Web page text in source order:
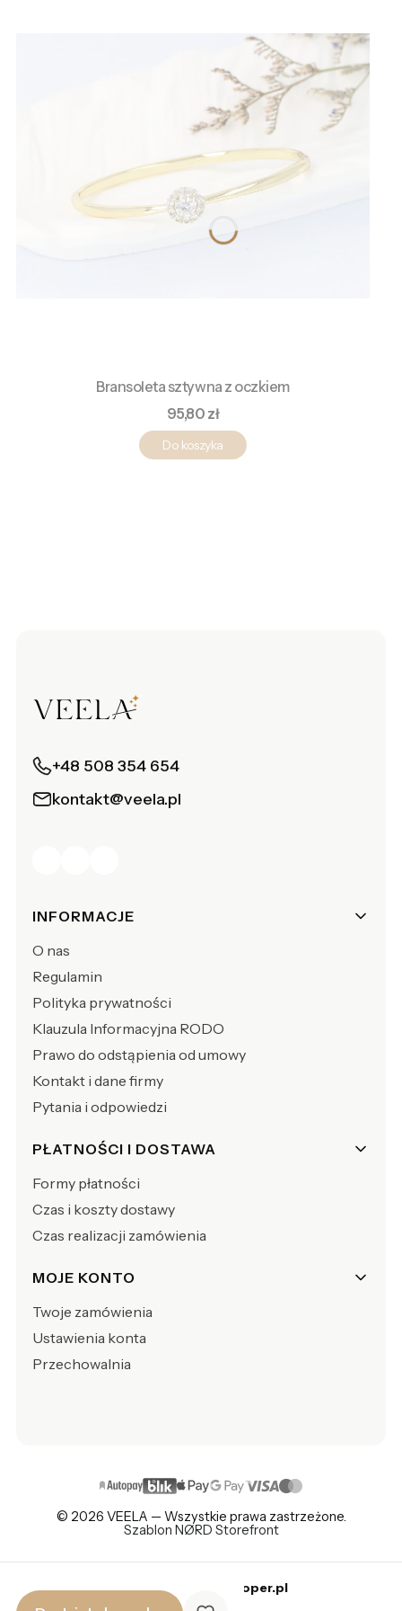
Bransoleta sztywna z oczkiem
Cena
95,80 zł
Do koszyka
+48 508 354 654
kontakt@veela.pl
Linki w stopce
INFORMACJE
O nas
Regulamin
Polityka prywatności
Klauzula Informacyjna RODO
Prawo do odstąpienia od umowy
Kontakt i dane firmy
Pytania i odpowiedzi
PŁATNOŚCI I DOSTAWA
Formy płatności
Czas i koszty dostawy
Czas realizacji zamówienia
MOJE KONTO
Twoje zamówienia
Ustawienia konta
Przechowalnia
© 2026 VEELA — Wszystkie prawa zastrzeżone.
Szablon NØRD Storefront
Sklep internetowy Shoper.pl